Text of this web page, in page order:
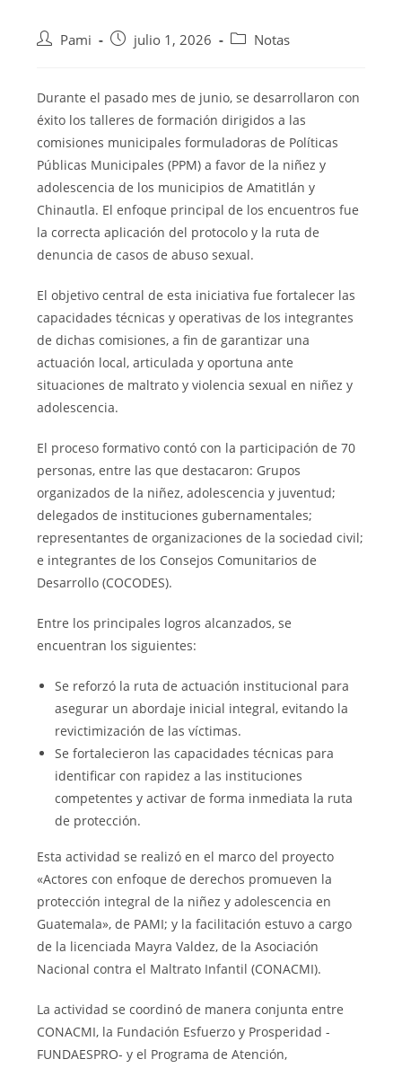
Pami julio 1, 2026 Notas
Durante el pasado mes de junio, se desarrollaron con
éxito los talleres de formación dirigidos a las
comisiones municipales formuladoras de Políticas
Públicas Municipales (PPM) a favor de la niñez y
adolescencia de los municipios de Amatitlán y
Chinautla. El enfoque principal de los encuentros fue
la correcta aplicación del protocolo y la ruta de
denuncia de casos de abuso sexual.
El objetivo central de esta iniciativa fue fortalecer las
capacidades técnicas y operativas de los integrantes
de dichas comisiones, a fin de garantizar una
actuación local, articulada y oportuna ante
situaciones de maltrato y violencia sexual en niñez y
adolescencia.
El proceso formativo contó con la participación de 70
personas, entre las que destacaron: Grupos
organizados de la niñez, adolescencia y juventud;
delegados de instituciones gubernamentales;
representantes de organizaciones de la sociedad civil;
e integrantes de los Consejos Comunitarios de
Desarrollo (COCODES).
Entre los principales logros alcanzados, se
encuentran los siguientes:
Se reforzó la ruta de actuación institucional para
asegurar un abordaje inicial integral, evitando la
revictimización de las víctimas.
Se fortalecieron las capacidades técnicas para
identificar con rapidez a las instituciones
competentes y activar de forma inmediata la ruta
de protección.
Esta actividad se realizó en el marco del proyecto
«Actores con enfoque de derechos promueven la
protección integral de la niñez y adolescencia en
Guatemala», de PAMI; y la facilitación estuvo a cargo
de la licenciada Mayra Valdez, de la Asociación
Nacional contra el Maltrato Infantil (CONACMI).
La actividad se coordinó de manera conjunta entre
CONACMI, la Fundación Esfuerzo y Prosperidad -
FUNDAESPRO- y el Programa de Atención,